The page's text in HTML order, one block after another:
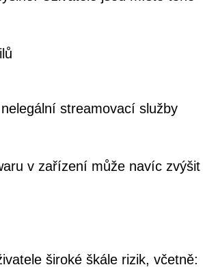
streamovací služby
v zařízení může navíc zvýšit
široké škále rizik, včetně: